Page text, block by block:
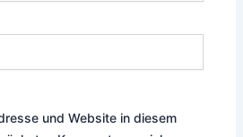
und Website in diesem